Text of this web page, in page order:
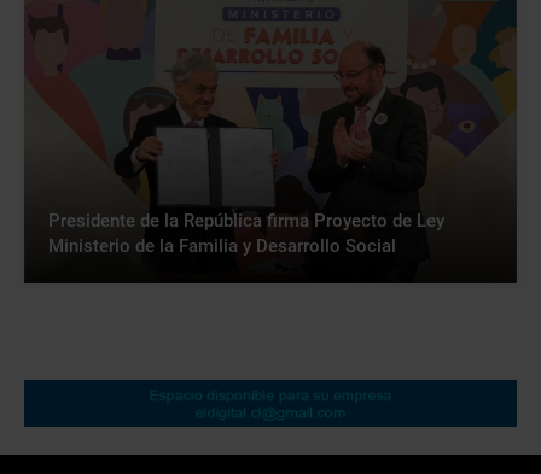
Presidente de la República firma Proyecto de Ley
Ministerio de la Familia y Desarrollo Social